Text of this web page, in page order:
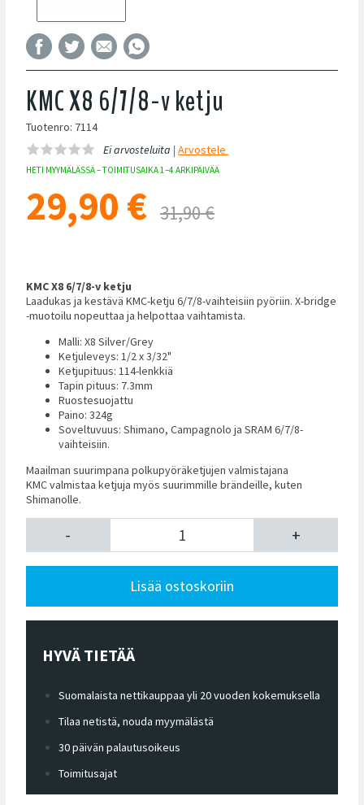
KMC X8 6/7/8-v ketju
Tuotenro: 7114
Ei arvosteluita |Arvostele
HETI MYYMÄLÄSSÄ – TOIMITUSAIKA 1–4 ARKIPÄIVÄÄ
29,90 € 31,90 €
KMC X8 6/7/8-v ketju
Laadukas ja kestävä KMC-ketju 6/7/8-vaihteisiin pyöriin. X-bridge
-muotoilu nopeuttaa ja helpottaa vaihtamista.
Malli: X8 Silver/Grey
Ketjuleveys: 1/2 x 3/32"
Ketjupituus: 114-lenkkiä
Tapin pituus: 7.3mm
Ruostesuojattu
Paino: 324g
Soveltuvuus: Shimano, Campagnolo ja SRAM 6/7/8-
vaihteisiin.
Maailman suurimpana polkupyöräketjujen valmistajana
KMC valmistaa ketjuja myös suurimmille brändeille, kuten
Shimanolle.
- +
Lisää ostoskoriin
HYVÄ TIETÄÄ
Suomalaista nettikauppaa yli 20 vuoden kokemuksella
Tilaa netistä, nouda myymälästä
30 päivän palautusoikeus
Toimitusajat